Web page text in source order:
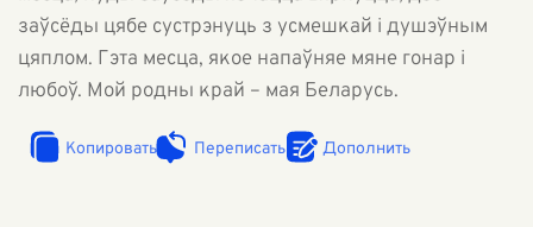
заўсёды цябе сустрэнуць з усмешкай і душэўным
цяплом. Гэта месца, якое напаўняе мяне гонар і
любоў. Мой родны край – мая Беларусь.
Копировать Переписать Дополнить